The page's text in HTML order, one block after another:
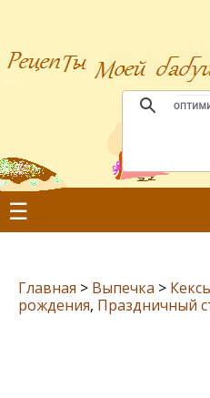
☰
Главная > Выпечка >
рождения, Праздничный